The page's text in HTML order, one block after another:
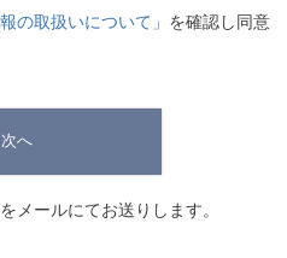
の取扱いについて」 を確認し同意
次へ
メールにてお送りします。